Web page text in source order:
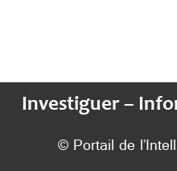
Investiguer –
© Portail de